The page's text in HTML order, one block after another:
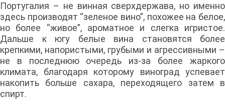
Португалия – не винная сверхдержава, но именно
здесь производят “зеленое вино”, похожее на белое,
но более “живое”, ароматное и слегка игристое.
Дальше к югу белые вина становятся более
крепкими, напористыми, грубыми и агрессивными –
не в последнюю очередь из-за более жаркого
климата, благодаря которому виноград успевает
накопить больше сахара, переходящего затем в
спирт.